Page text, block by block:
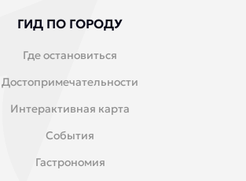
ГИД ПО ГОРОДУ
Где остановиться
Достопримечательности
Интерактивная карта
События
Гастрономия